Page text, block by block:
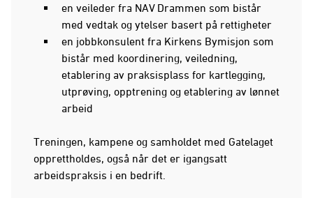
en veileder fra NAV Drammen som bistår
med vedtak og ytelser basert på rettigheter
en jobbkonsulent fra Kirkens Bymisjon som
bistår med koordinering, veiledning,
etablering av praksisplass for kartlegging,
utprøving, opptrening og etablering av lønnet
arbeid
Treningen, kampene og samholdet med Gatelaget
opprettholdes, også når det er igangsatt
arbeidspraksis i en bedrift.